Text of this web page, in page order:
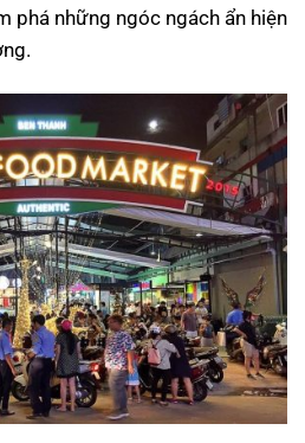
phá những ngóc ngách ẩn hiện